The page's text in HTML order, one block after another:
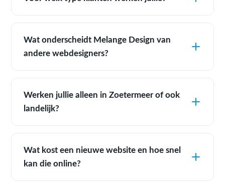
Wat onderscheidt Melange Design van
andere webdesigners?
Werken jullie alleen in Zoetermeer of ook
landelijk?
Wat kost een nieuwe website en hoe snel
kan die online?